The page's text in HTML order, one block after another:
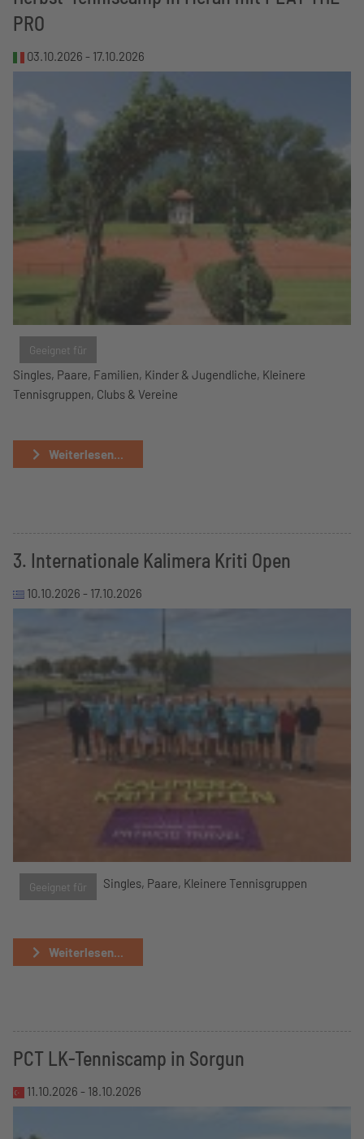
PRO
03.10.2026 - 17.10.2026
Geeignet für
Singles, Paare, Familien, Kinder & Jugendliche, Kleinere
Tennisgruppen, Clubs & Vereine
Weiterlesen...
3. Internationale Kalimera Kriti Open
10.10.2026 - 17.10.2026
Geeignet für Singles, Paare, Kleinere Tennisgruppen
Weiterlesen...
PCT LK-Tenniscamp in Sorgun
11.10.2026 - 18.10.2026